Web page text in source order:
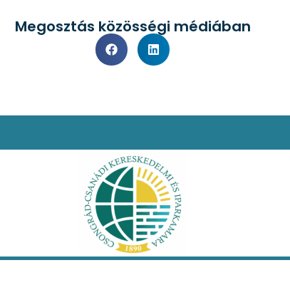
Megosztás közösségi médiában